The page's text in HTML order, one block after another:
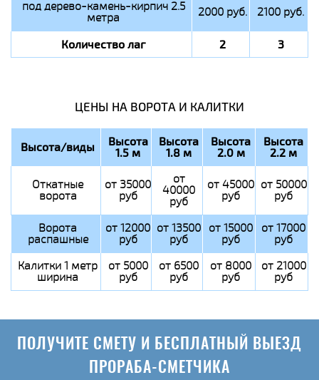
под дерево-камень-кирпич 2.5
метра 2000 руб. 2100 руб.
Количество лаг 2 3
ЦЕНЫ НА ВОРОТА И КАЛИТКИ
Высота/виды Высота
1.5 м
Высота
1.8 м
Высота
2.0 м
Высота
2.2 м
Откатные
ворота
от 35000
руб
от
40000
руб
от 45000
руб
от 50000
руб
Ворота
распашные
от 12000
руб
от 13500
руб
от 15000
руб
от 17000
руб
Калитки 1 метр
ширина
от 5000
руб
от 6500
руб
от 8000
руб
от 21000
руб
ПОЛУЧИТЕ СМЕТУ И БЕСПЛАТНЫЙ ВЫЕЗД
ПРОРАБА-СМЕТЧИКА